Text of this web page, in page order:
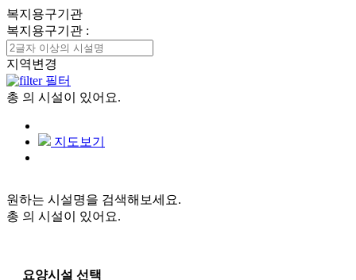
복지용구기관
복지용구기관 :
지역변경
필터
총 의 시설이 있어요.
지도보기
원하는 시설명을 검색해보세요.
총 의 시설이 있어요.
요양시설 선택